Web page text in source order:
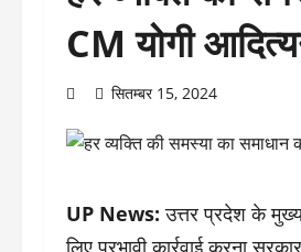
CM योगी
सितम्बर 15, 2024
UP News:उत्तर प्रदेश के
लिए प्रभावी कार्रवाई करना